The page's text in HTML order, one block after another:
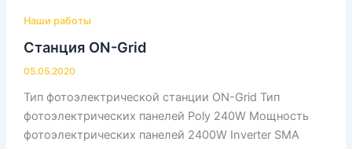
Наши работы
Станция ON-Grid
05.05.2020
Тип фотоэлектрической станции ON-Grid Тип
фотоэлектрических панелей Poly 240W Мощность
фотоэлектрических панелей 2400W Inverter SMA